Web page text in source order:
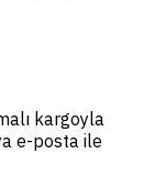
kargoyla
e-posta ile